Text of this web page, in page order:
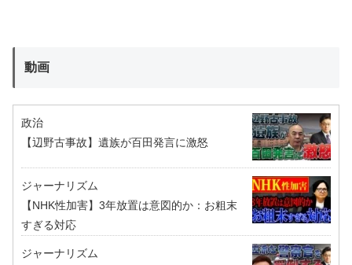
動画
政治
【辺野古事故】遺族が百田発言に激怒
ジャーナリズム
【NHK性加害】3年放置は意図的か：お粗末
すぎる対応
ジャーナリズム